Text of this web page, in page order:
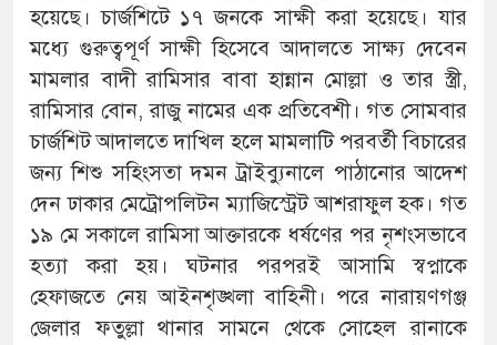
হয়েছে। চার্জশিটে ১৭ জনকে সাক্ষী করা হয়েছে। যার
মধ্যে গুরুত্বপূর্ণ সাক্ষী হিসেবে আদালতে সাক্ষ্য দেবেন
মামলার বাদী রামিসার বাবা হান্নান মোল্লা ও তার স্ত্রী,
রামিসার বোন, রাজু নামের এক প্রতিবেশী। গত সোমবার
চার্জশিট আদালতে দাখিল হলে মামলাটি পরবর্তী বিচারের
জন্য শিশু সহিংসতা দমন ট্রাইব্যুনালে পাঠানোর আদেশ
দেন ঢাকার মেট্রোপলিটন ম্যাজিস্ট্রেট আশরাফুল হক। গত
১৯ মে সকালে রামিসা আক্তারকে ধর্ষণের পর নৃশংসভাবে
হত্যা করা হয়। ঘটনার পরপরই আসামি স্বপ্নাকে
হেফাজতে নেয় আইনশৃঙ্খলা বাহিনী। পরে নারায়ণগঞ্জ
জেলার ফতুল্লা থানার সামনে থেকে সোহেল রানাকে